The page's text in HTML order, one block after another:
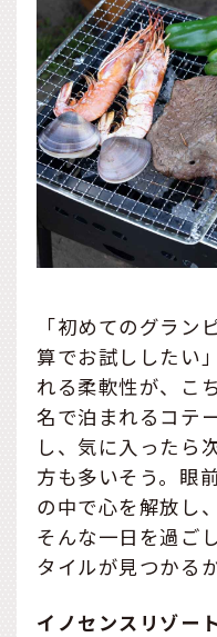
「初めてのグラン
算でお試ししたい
れる柔軟性が、こ
名で泊まれるコテ
し、気に入ったら
方も多いそう。眼
の中で心を解放し
そんな一日を過ご
タイルが見つかる
イノセンスリゾー